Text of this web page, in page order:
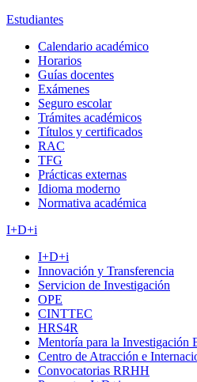
Estudiantes
Calendario académico
Horarios
Guías docentes
Exámenes
Seguro escolar
Trámites académicos
Títulos y certificados
RAC
TFG
Prácticas externas
Idioma moderno
Normativa académica
I+D+i
I+D+i
Innovación y Transferencia
Servicion de Investigación
OPE
CINTTEC
HRS4R
Mentoría para la Investigación
Centro de Atracción e
Convocatorias RRHH